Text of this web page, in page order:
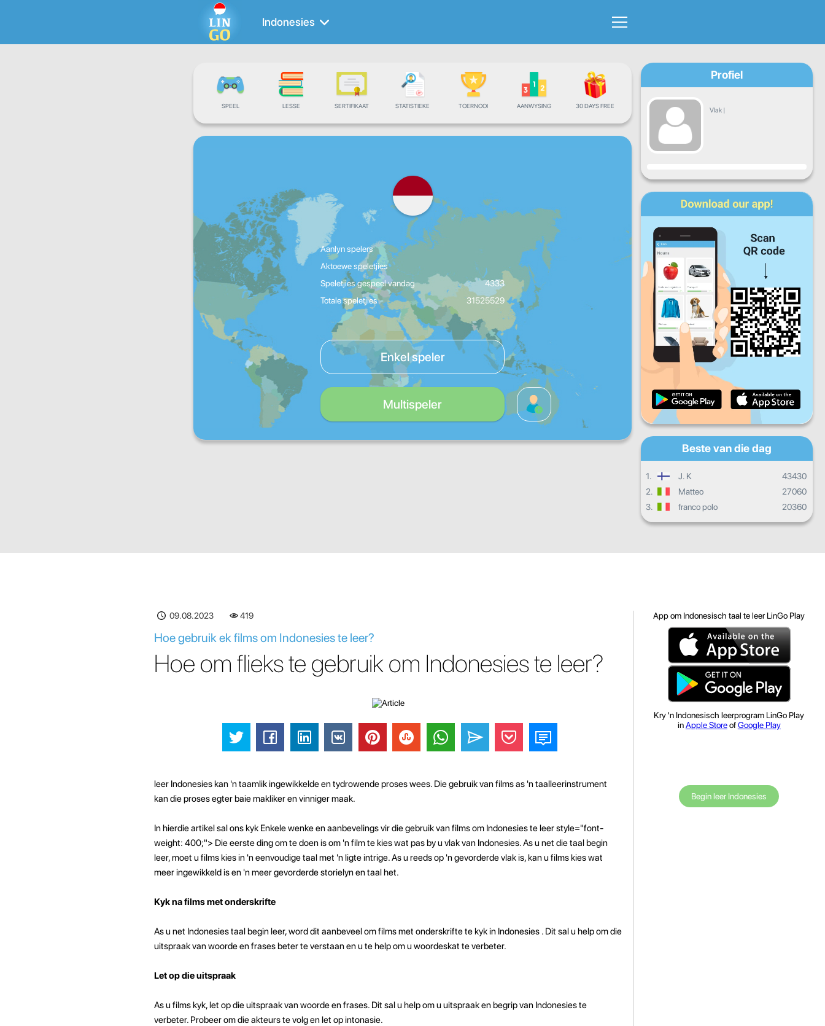
Indonesies
SPEEL LESSE SERTIFIKAAT STATISTIEKE TOERNOOI AANWYSING 30 DAYS FREE
Aanlyn spelers
Aktoewe speletjies
Speletjies gespeel vandag
4333
Totale speletjies
31525529
Enkel speler
Multispeler
Profiel
Vlak |
Vordering
Maan Woens Don
Sat Son
Daaglikse vordering
Maandelikse vordering
Algehele vordering
Beste van die dag
1. J. K
43430
2.
Matteo
27060
3.
franco polo 20360
09.08.2023 419
Hoe gebruik ek films om Indonesies te leer?
Hoe om flieks te gebruik om Indonesies te leer?
leer Indonesies kan 'n taamlik ingewikkelde en tydrowende proses wees. Die gebruik van films as 'n taalleerinstrument
kan die proses egter baie makliker en vinniger maak.
In hierdie artikel sal ons kyk Enkele wenke en aanbevelings vir die gebruik van films om Indonesies te leer style="font-
weight: 400;"> Die eerste ding om te doen is om 'n film te kies wat pas by u vlak van Indonesies. As u net die taal begin
leer, moet u films kies in 'n eenvoudige taal met 'n ligte intrige. As u reeds op 'n gevorderde vlak is, kan u films kies wat
meer ingewikkeld is en 'n meer gevorderde storielyn en taal het.
Kyk na films met onderskrifte
As u net Indonesies taal begin leer, word dit aanbeveel om films met onderskrifte te kyk in Indonesies . Dit sal u help om die
uitspraak van woorde en frases beter te verstaan ​​en u te help om u woordeskat te verbeter.
Let op die uitspraak
As u films kyk, let op die uitspraak van woorde en frases. Dit sal u help om u uitspraak en begrip van Indonesies te
verbeter. Probeer om die akteurs te volg en let op intonasie.
App om Indonesisch taal te leer LinGo Play
Kry 'n Indonesisch leerprogram LinGo Play
inApple StoreofGoogle Play
Begin leer Indonesies